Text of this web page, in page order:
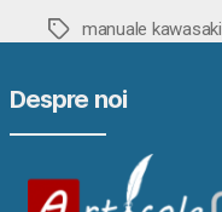
Etichetemanuale kawasaki
Despre noi